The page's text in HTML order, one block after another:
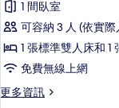
片
的
詳
情
人
房,
1
間
臥
1 間臥室
可容納 3 人 (依實
1 張標準雙人床和 1
免費無線上網
更多資訊
更